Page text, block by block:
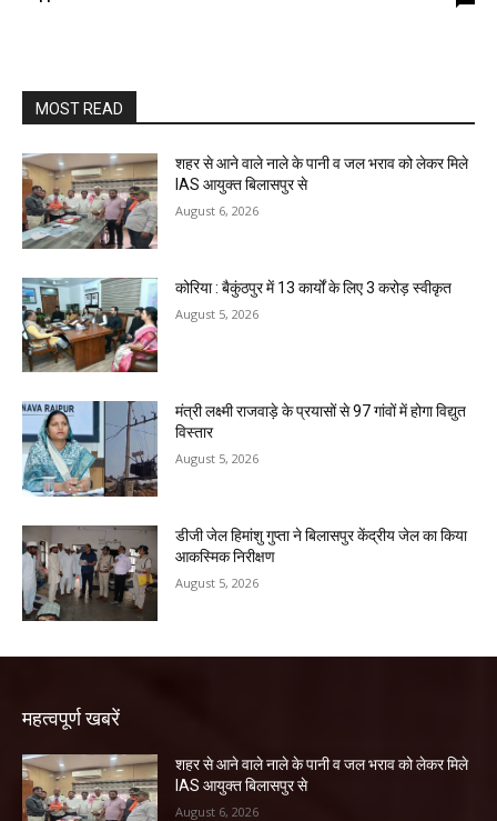
MOST READ
शहर से आने वाले नाले के पानी व जल भराव को लेकर मिले
IAS आयुक्त बिलासपुर से
August 6, 2026
कोरिया : बैकुंठपुर में 13 कार्यों के लिए 3 करोड़ स्वीकृत
August 5, 2026
मंत्री लक्ष्मी राजवाड़े के प्रयासों से 97 गांवों में होगा विद्युत
विस्तार
August 5, 2026
डीजी जेल हिमांशु गुप्ता ने बिलासपुर केंद्रीय जेल का किया
आकस्मिक निरीक्षण
August 5, 2026
महत्वपूर्ण खबरें
शहर से आने वाले नाले के पानी व जल भराव को लेकर मिले
IAS आयुक्त बिलासपुर से
August 6, 2026